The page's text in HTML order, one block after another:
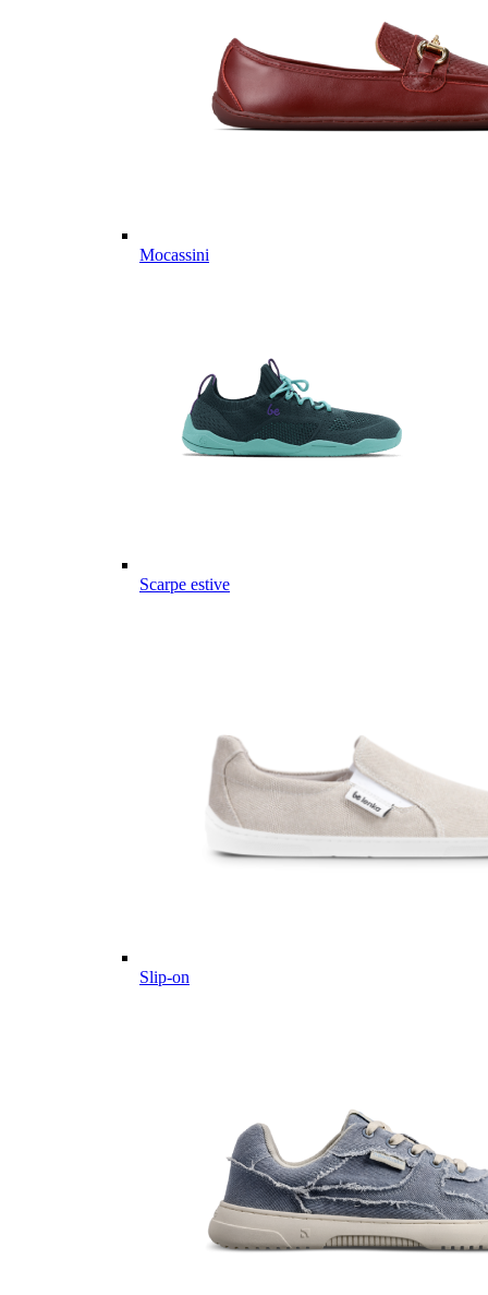
Mocassini
Scarpe estive
Slip-on